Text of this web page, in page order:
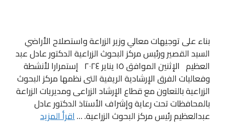
بناء على توجيهات معالي وزير الزراعة واستصلاح الأراضي
السيد القصير ورئيس مركز البحوث الزراعية الدكتور عادل عبد
العظيم الإثنين الموافق ١٥ يناير ٢٠٢٤ إستمرارا لأنشطة
وفعاليات الفرق الإرشادية الريفية التى نظمها مركز البحوث
الزراعية بالتعاون مع قطاع الإرشاد الزراعى ومديريات الزراعة
بالمحافظات تحت رعاية وإشراف الأستاذ الدكتور عادل
عبدالعظيم رئيس مركز البحوث الزراعية. …اقرأ المزيد